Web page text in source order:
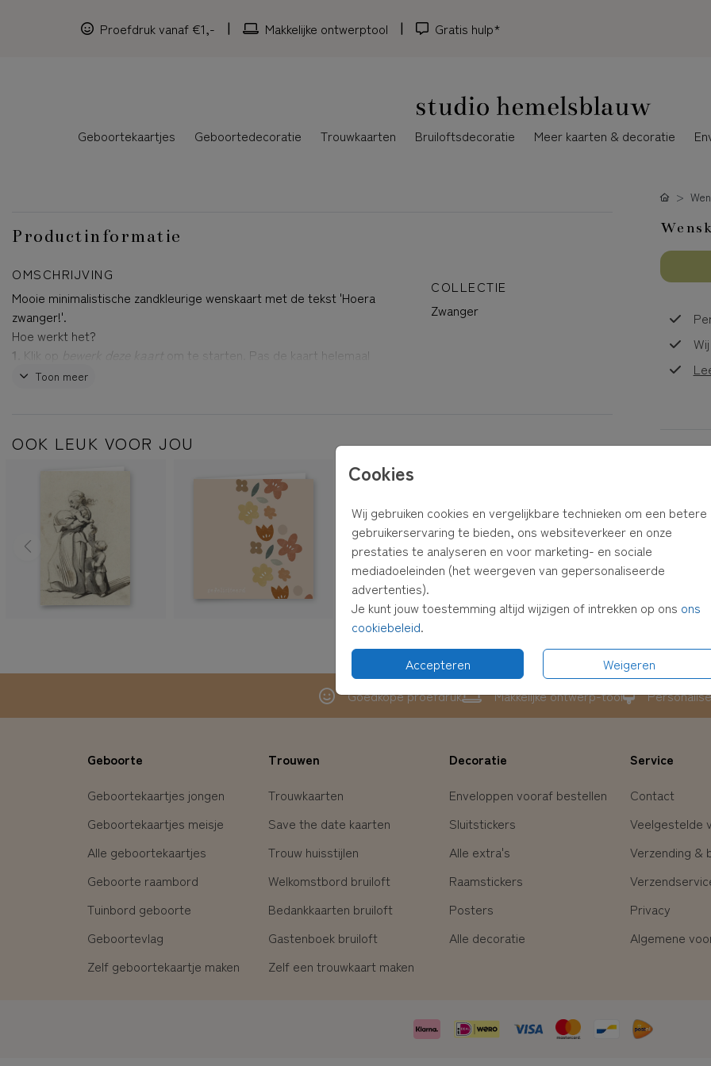
Proefdruk vanaf €1,- Makkelijke ontwerptool Gratis hulp*
Geboortekaartjes Geboortedecoratie Trouwkaarten Bruiloftsdecoratie Meer kaarten & decoratie
Cookies
Wij gebruiken cookies en vergelijkbare technieken om een betere
gebruikerservaring te bieden, ons websiteverkeer en onze
prestaties te analyseren en voor marketing- en sociale
mediadoeleinden (het weergeven van gepersonaliseerde
advertenties).
Je kunt jouw toestemming altijd wijzigen of intrekken op ons ons
cookiebeleid.
Accepteren
Weigeren
Productinformatie
OMSCHRIJVING
Mooie minimalistische zandkleurige wenskaart met de tekst 'Hoera
zwanger!'.
Hoe werkt het?
1. Klik op bewerk deze kaart om te starten. Pas de kaart helemaal
naar wens aan met je eigen foto, tekst, mooie lettertypes, kleuren of
kiest,
versturen wij de kaart voor je, inclusief envelop met adresvenster en
postzegel! Het adres kun je bij het afrekenen invullen.
TIP:
Adressen altijd bij de hand hebben? Verzamel dan adressen in je
eigen adresboek
Toon meer
COLLECTIE
Zwanger
OOK LEUK VOOR JOU
Goedkope proefdruk Makkelijke ontwerp-tool
Geboorte
Geboortekaartjes jongen
Geboortekaartjes meisje
Alle geboortekaartjes
Geboorte raambord
Tuinbord geboorte
Geboortevlag
Zelf geboortekaartje maken
Trouwen
Trouwkaarten
Save the date kaarten
Trouw huisstijlen
Welkomstbord bruiloft
Bedankkaarten bruiloft
Gastenboek bruiloft
Zelf een trouwkaart maken
Decoratie
Enveloppen vooraf bestellen
Sluitstickers
Alle extra's
Raamstickers
Posters
Alle decoratie
Service
Contact
Veelgestelde
Verzending &
Privacy
Algemene